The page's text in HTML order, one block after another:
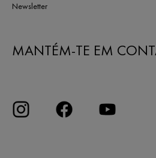
Newsletter
MANTÉM-TE EM